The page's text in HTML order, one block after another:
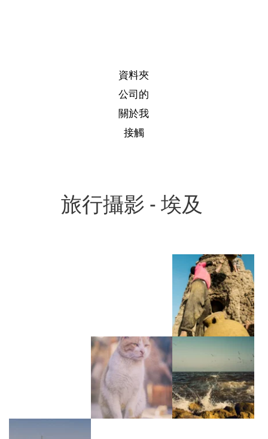
資料夾
公司的
關於我
接觸
旅行攝影 - 埃及